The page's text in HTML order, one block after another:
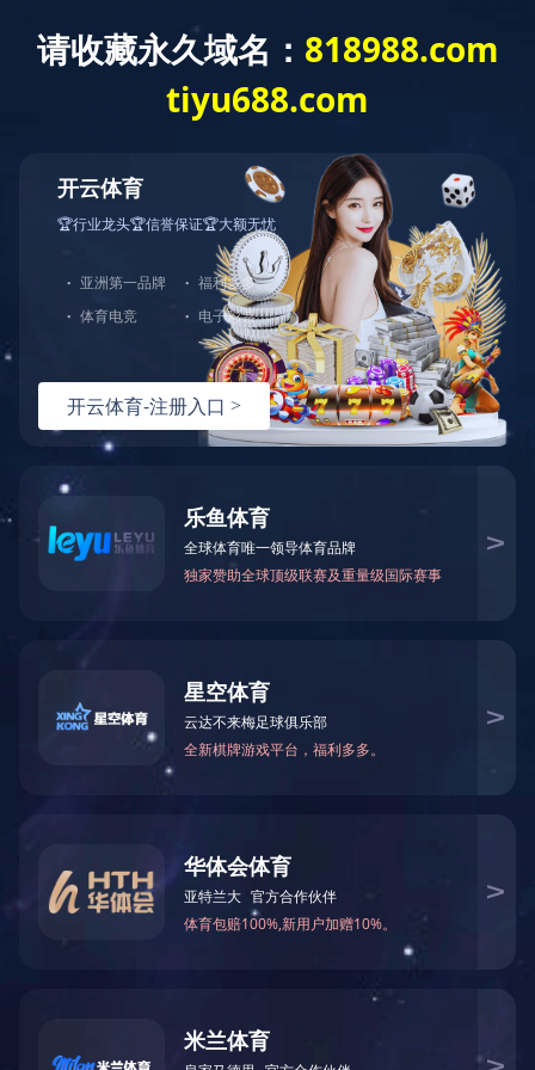
爱游戏网页版
全部分类
爱游戏网页版
BY78-256
版权所有 爱游戏网页版-爱游戏aiyouxi（中国） | 地址：中国广东省深圳市